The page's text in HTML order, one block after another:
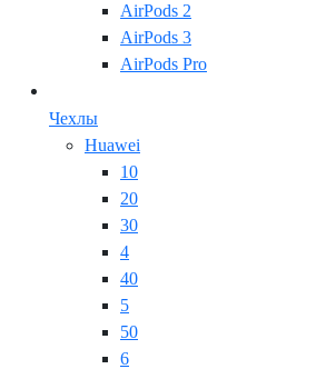
AirPods 2
AirPods 3
AirPods Pro
Чехлы
Huawei
10
20
30
4
40
5
50
6